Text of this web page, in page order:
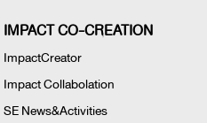
IMPACT CO-CREATION
ImpactCreator
Impact Collabolation
SE News&Activities